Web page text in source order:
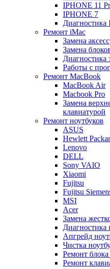
IPHONE 11
IPHONE 7
Диагностика
Ремонт iMac
Замена
Замена
Диагностика
Работы с
Ремонт MacBook
MacBook Air
Macbook Pro
Замена
клавиатурой
Ремонт ноутбуков
ASUS
Hewlett
Lenovo
DELL
Sony VAIO
Xiaomi
Fujitsu
Fujitsu
MSI
Acer
Замена
Диагностика
Апгрейд
Чистка
Ремонт блока
Ремонт